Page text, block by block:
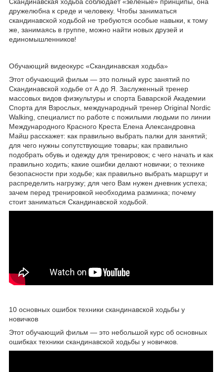
дружелюбна к среде и человеку. Чтобы заниматься
скандинавской ходьбой не требуются особые навыки, к тому
же, занимаясь в группе, можно найти новых друзей и
единомышленников!
Обучающий видеокурс «Скандинавская ходьба»
Этот обучающий фильм — это полный курс занятий по
Скандинавской ходьбе от А до Я. Заслуженный тренер
массовых видов физкультуры и спорта Баварской Академии
Спорта для Взрослых, международный тренер Original Nordic
Walking, специалист по работе с пожилыми людьми по линии
Международного Красного Креста Елена Александровна
Майш расскажет: как правильно выбрать палки для занятий;
для чего нужны сопутствующие товары; как правильно
подобрать обувь и одежду для тренировок; с чего начать и как
правильно ходить; какие ошибки делают новички; о технике
безопасности при ходьбе; как правильно выбрать маршрут и
распределить нагрузку; для чего Вам нужен дневник успеха;
зачем перед тренировкой необходима разминка; почему
стоит заниматься Скандинавской ходьбой.
10 основных ошибок техники скандинавской ходьбы у
новичков
Этот обучающий фильм — это небольшой курс об основных
ошибках техники скандинавской ходьбы у новичков.